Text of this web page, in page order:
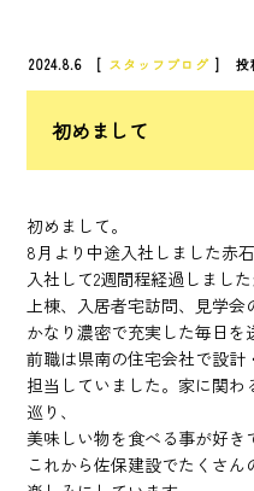
2024.8.6 [ スタッフブログ ] 投
初めまして
初めまして。
8月より中途入社しました赤
入社して2週間程経過しまし
上棟、入居者宅訪問、見学
かなり濃密で充実した毎日を
前職は県南の住宅会社で設計
担当していました。家に関
巡り、
美味しい物を食べる事が好き
これから佐保建設でたくさ